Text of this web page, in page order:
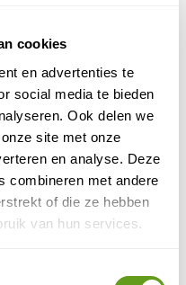
cookies
en advertenties te
social media te bieden
Ook delen we
site met onze
en analyse. Deze
combineren met andere
of die ze hebben
van hun services.
de treinreis
Bus tot Lugano.
of omgekeerd